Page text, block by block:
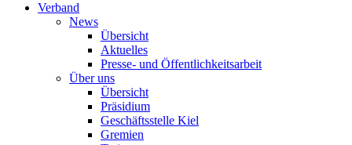
Verband
News
Übersicht
Aktuelles
Presse- und Öffentlichkeitsarbeit
Über uns
Übersicht
Präsidium
Geschäftsstelle Kiel
Gremien